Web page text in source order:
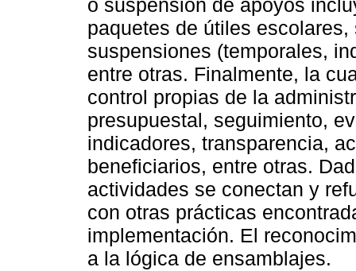
o suspensión de apoyos
paquetes de útiles
suspensiones (temporales,
entre otras. Finalmente, la
control propias de la
presupuestal, seguimiento,
indicadores, transparencia,
beneficiarios, entre otras.
actividades se conectan y
con otras prácticas
implementación. El
a la lógica de ensamblajes.